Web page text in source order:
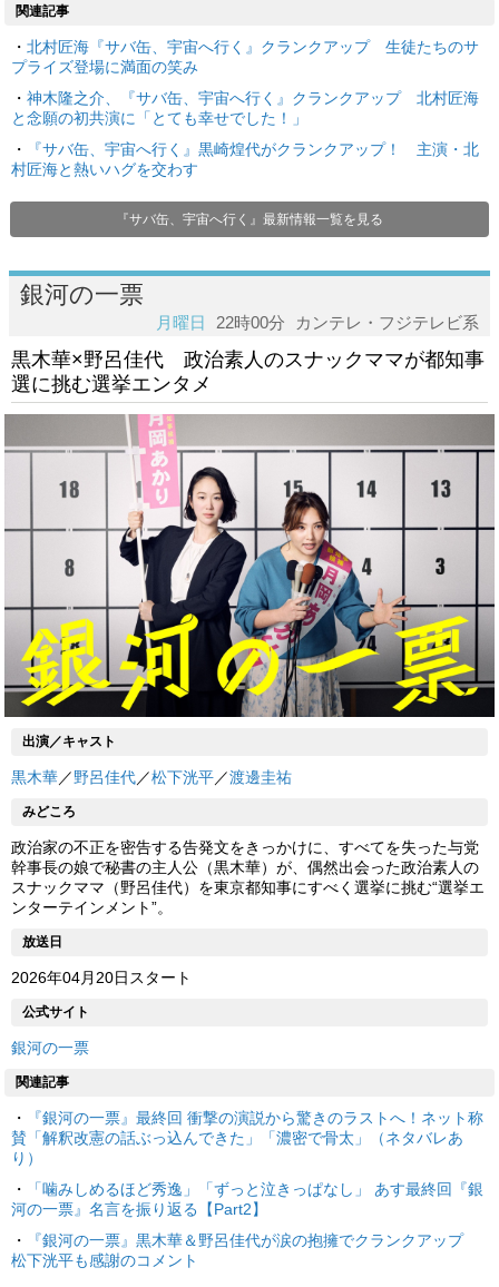
関連記事
・北村匠海『サバ缶、宇宙へ行く』クランクアップ 生徒たちのサ
プライズ登場に満面の笑み
・神木隆之介、『サバ缶、宇宙へ行く』クランクアップ 北村匠海
と念願の初共演に「とても幸せでした！」
・
『サバ缶、宇宙へ行く』黒崎煌代がクランクアップ！ 主演・北
村匠海と熱いハグを交わす
『サバ缶、宇宙へ行く』最新情報一覧を見る
銀河の一票
月曜日 22時00分 カンテレ・フジテレビ系
黒木華×野呂佳代 政治素人のスナックママが都知事
選に挑む選挙エンタメ
出演／キャスト
黒木華／野呂佳代／松下洸平／渡邊圭祐
みどころ
政治家の不正を密告する告発文をきっかけに、すべてを失った与党
幹事長の娘で秘書の主人公（黒木華）が、偶然出会った政治素人の
スナックママ（野呂佳代）を東京都知事にすべく選挙に挑む“選挙エ
ンターテインメント”。
放送日
2026年04月20日スタート
公式サイト
銀河の一票
関連記事
・
『銀河の一票』最終回 衝撃の演説から驚きのラストへ！ネット称
賛「解釈改憲の話ぶっ込んできた」「濃密で骨太」（ネタバレあ
り）
・
「噛みしめるほど秀逸」「ずっと泣きっぱなし」 あす最終回『銀
河の一票』名言を振り返る【Part2】
・
『銀河の一票』黒木華＆野呂佳代が涙の抱擁でクランクアップ
松下洸平も感謝のコメント